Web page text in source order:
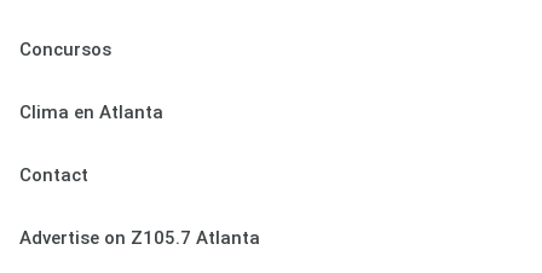
Concursos
Clima en Atlanta
Contact
Advertise on Z105.7 Atlanta